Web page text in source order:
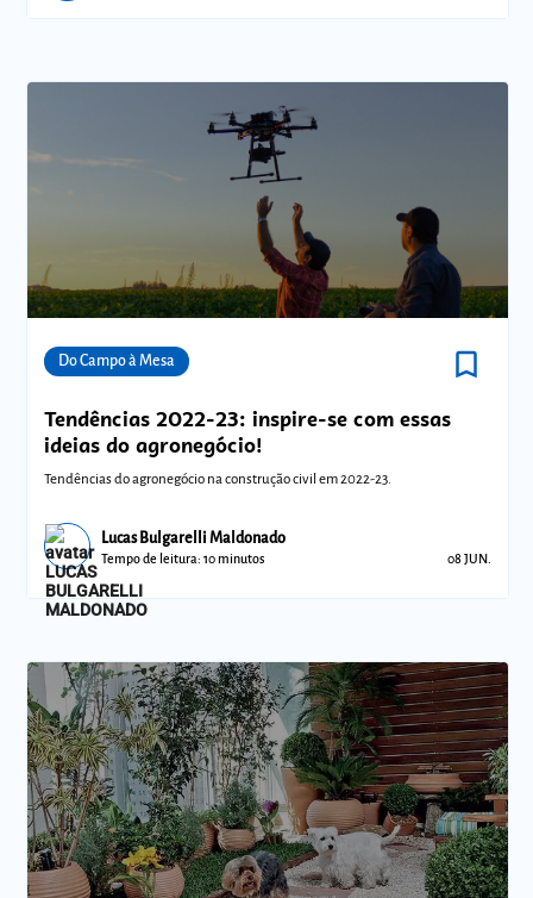
Do Campo à Mesa bookmark_border
Tendências 2022-23: inspire-se com essas
ideias do agronegócio!
Tendências do agronegócio na construção civil em 2022-23.
Lucas Bulgarelli Maldonado
Tempo de leitura: 10 minutos 08 JUN.